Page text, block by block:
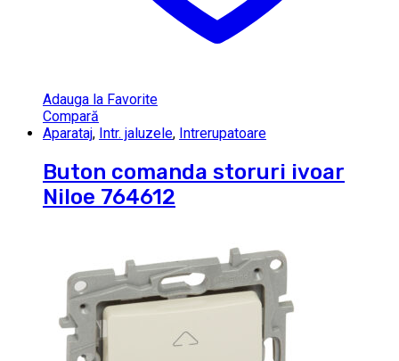
Adauga la Favorite
Compară
Aparataj, Intr. jaluzele, Intrerupatoare
Buton comanda storuri ivoar
Niloe 764612